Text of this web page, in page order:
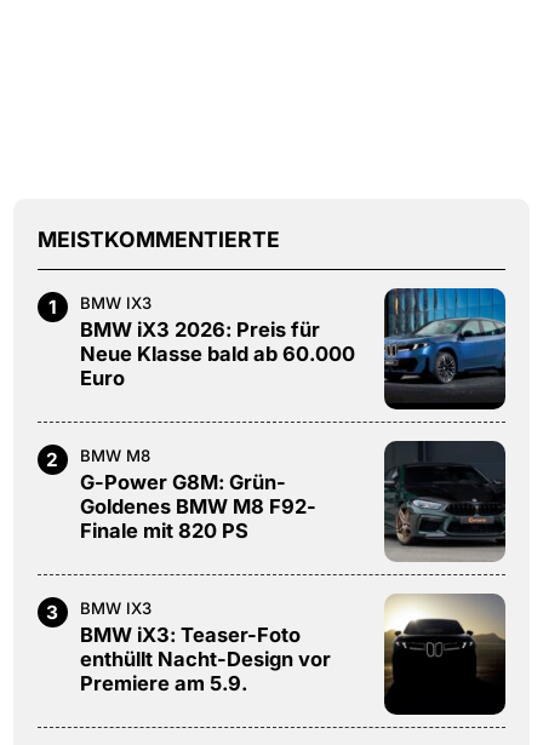
MEISTKOMMENTIERTE
1 BMW IX3
BMW iX3 2026: Preis für
Neue Klasse bald ab 60.000
Euro
2 BMW M8
G-Power G8M: Grün-
Goldenes BMW M8 F92-
Finale mit 820 PS
3 BMW IX3
BMW iX3: Teaser-Foto
enthüllt Nacht-Design vor
Premiere am 5.9.